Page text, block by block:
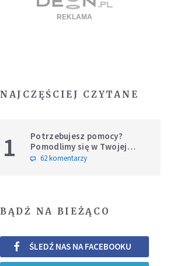
NAJCZĘŚCIEJ CZYTANE
1
Potrzebujesz pomocy?
Pomodlimy się w Twojej
intencji
62 komentarzy
BĄDŹ NA BIEŻĄCO
ŚLEDŹ NAS NA FACEBOOKU